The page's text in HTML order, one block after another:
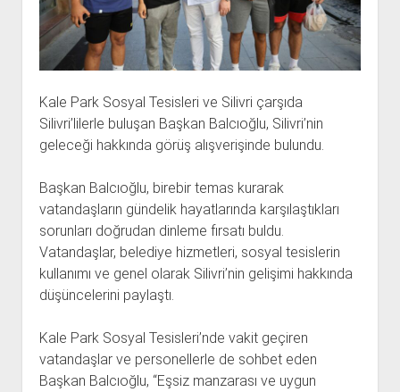
Kale Park Sosyal Tesisleri ve Silivri çarşıda
Silivri’lilerle buluşan Başkan Balcıoğlu, Silivri’nin
geleceği hakkında görüş alışverişinde bulundu.
Başkan Balcıoğlu, birebir temas kurarak
vatandaşların gündelik hayatlarında karşılaştıkları
sorunları doğrudan dinleme fırsatı buldu.
Vatandaşlar, belediye hizmetleri, sosyal tesislerin
kullanımı ve genel olarak Silivri’nin gelişimi hakkında
düşüncelerini paylaştı.
Kale Park Sosyal Tesisleri’nde vakit geçiren
vatandaşlar ve personellerle de sohbet eden
Başkan Balcıoğlu, “Eşsiz manzarası ve uygun